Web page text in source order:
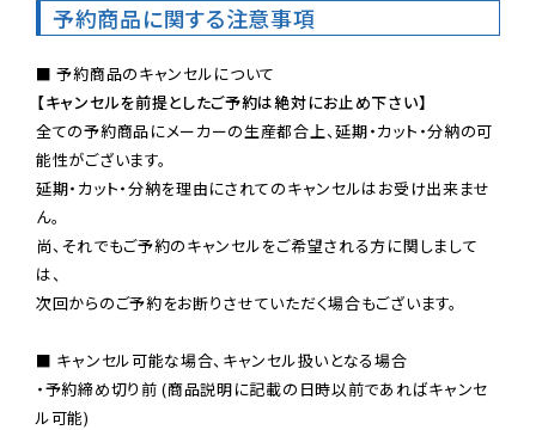
予約商品に関する注意事項
【キャンセルを前提としたご予約は絶対にお止め下さい】
全ての予約商品にメーカーの生産都合上、延期・カット・分納の可
能性がございます。
延期・カット・分納を理由にされてのキャンセルはお受け出来ませ
ん。
尚、それでもご予約のキャンセルをご希望される方に関しまして
は、
次回からのご予約をお断りさせていただく場合もございます。
■ キャンセル可能な場合、キャンセル扱いとなる場合
・予約締め切り前 (商品説明に記載の日時以前であればキャンセ
ル可能)